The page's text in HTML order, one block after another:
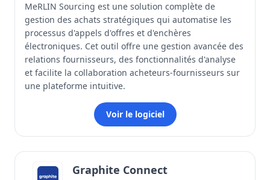
MeRLIN Sourcing est une solution complète de
gestion des achats stratégiques qui automatise les
processus d'appels d'offres et d'enchères
électroniques. Cet outil offre une gestion avancée des
relations fournisseurs, des fonctionnalités d'analyse
et facilite la collaboration acheteurs-fournisseurs sur
une plateforme intuitive.
Voir le logiciel
Graphite Connect